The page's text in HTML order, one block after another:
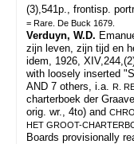
(3),541p., frontisp.
= Rare. De Buck 1679.
Verduyn, W.D.
zijn leven, zijn tijd en
idem, 1926,
with loosely inserted
AND 7 others, i.a. R.
charterboek der
orig. wr., 4to) and
HET GROOT-
Boards provisionally